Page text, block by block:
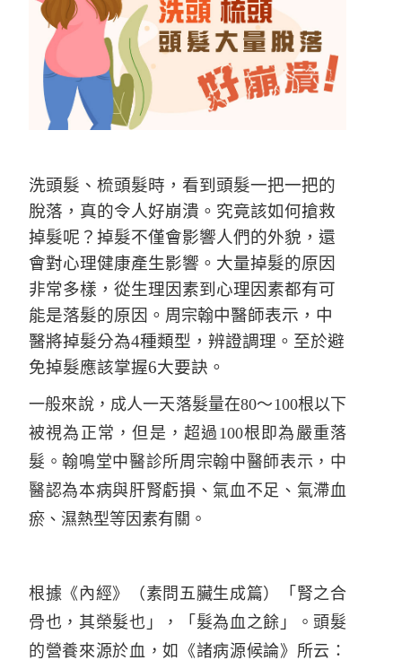
洗頭髮、梳頭髮時，看到頭髮一把一把的
脫落，真的令人好崩潰。究竟該如何搶救
掉髮呢？掉髮不僅會影響人們的外貌，還
會對心理健康產生影響。大量掉髮的原因
非常多樣，從生理因素到心理因素都有可
能是落髮的原因。 周宗翰中醫師表示，中
醫將掉髮分為4種類型，辨證調理。至於避
免掉髮應該掌握6大要訣。
一般來說，成人一天落髮量在80～100根以下
被視為正常，但是，超過100根即為嚴重落
髮。翰鳴堂中醫診所周宗翰中醫師表示，中
醫認為本病與肝腎虧損、氣血不足、氣滯血
瘀、濕熱型等因素有關。
根據《內經》（素問五臟生成篇）「腎之合
骨也，其榮髮也」，「髮為血之餘」。頭髮
的營養來源於血，如《諸病源候論》所云：